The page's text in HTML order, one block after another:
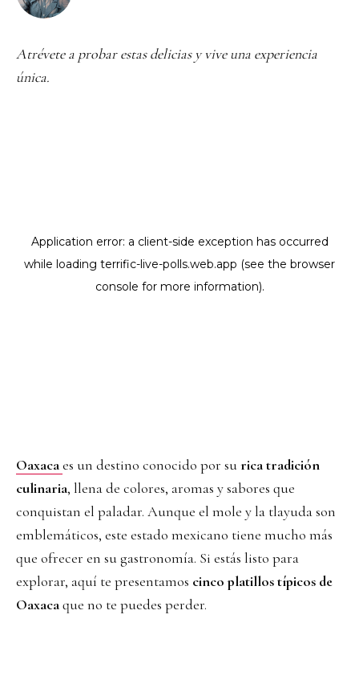
Atrévete a probar estas delicias y vive una experiencia
única.
Oaxacaes un destino conocido por surica tradición
culinaria, llena de colores, aromas y sabores que
conquistan el paladar. Aunque el mole y la tlayuda son
emblemáticos, este estado mexicano tiene mucho más
que ofrecer en su gastronomía. Si estás listo para
explorar, aquí te presentamos cinco platillos típicos de
Oaxacaque no te puedes perder.